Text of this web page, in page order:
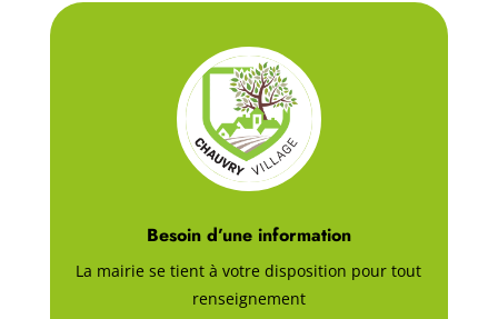
Besoin d’une information
La mairie se tient à votre disposition pour tout
renseignement